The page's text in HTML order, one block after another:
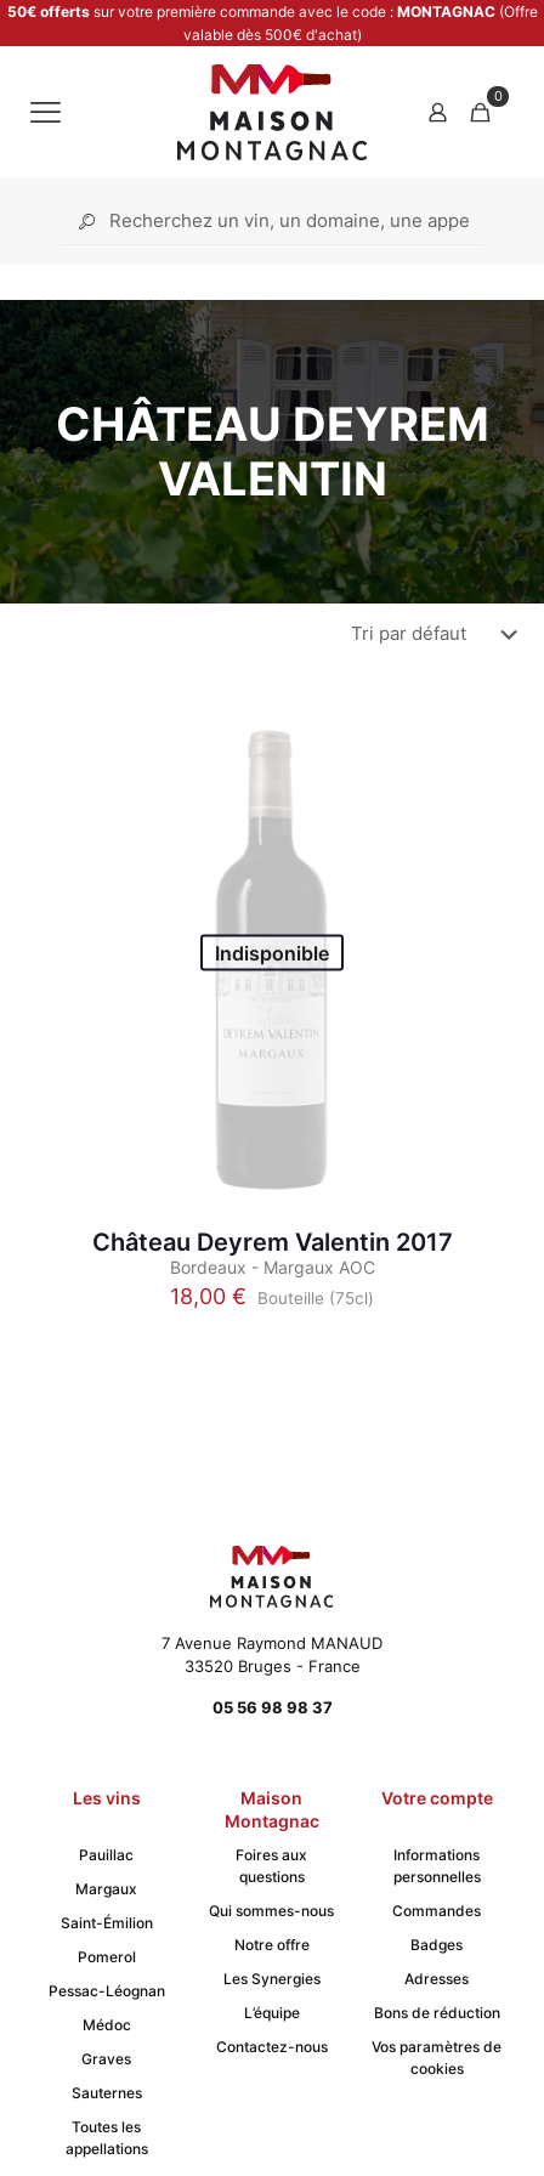
50€ offertssur votre première commande avec le code : MONTAGNAC (Offre
valable dès 500€ d'achat)
0
CHÂTEAU DEYREM
VALENTIN
Indisponible
Château Deyrem Valentin 2017
Bordeaux - Margaux AOC
18,00 €
Bouteille (75cl)
sur
la
page
produit
7 Avenue Raymond MANAUD
33520 Bruges - France
05 56 98 98 37
Les vins
Maison
Montagnac
Votre compte
Pauillac
Margaux
Saint-Émilion
Pomerol
Pessac-Léognan
Médoc
Graves
Sauternes
Toutes les
appellations
Foires aux
questions
Qui sommes-nous
Notre offre
Les Synergies
L’équipe
Contactez-nous
Informations
personnelles
Commandes
Badges
Adresses
Bons de réduction
Vos paramètres de
cookies